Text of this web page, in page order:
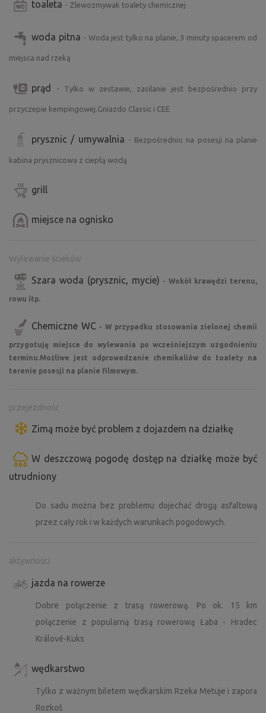
- Bezpłatnie przygotowane drewno (dostępna siekiera i
- część wypoczynkowa (ławki)
- huśtawki dla dzieci i piaskownica
- Piękne pływanie w rzece Metuji (więcej miejsc)
- wędkowanie w okolicy
- ścieżki rowerowe w kierunku Hradec-Kuks lub wzdłuż
- wycieczki: Babiččino údolí, Kuks, Zoo Dvůr Králové, Góry
Orlickie, spa w Polsce
- możliwość wypożyczenia łodzi i dopłynięcia do obiektu
Dostępność:
przyczep kempingowych)
- sklepy spożywcze i restauracje w pobliżu (1-2 km)
Pobyt na własne ryzyko
W razie potrzeby dostępny jest traktor (np. w przypadku
utknięcia na mieliźnie).
nieodpowiednich drogach gruntowych - zawsze kieruj się
jest to idealne miejsce dla Ciebie.
toaleta - Zlewozmywak toalety chemicznej
woda pitna - Woda jest tylko na planie, 3 minuty spacerem od
miejsca nad rzeką
prąd - Tylko w zestawie, zasilanie jest bezpośrednio przy
przyczepie kempingowej.Gniazdo Classic i CEE
prysznic / umywalnia - Bezpośrednio na posesji na planie
kabina prysznicowa z ciepłą wodą
grill
miejsce na ognisko
Wylewanie ścieków
Szara woda (prysznic, mycie) - Wokół krawędzi terenu,
rowu itp.
Chemiczne WC - W przypadku stosowania zielonej chemii
przygotuję miejsce do wylewania po wcześniejszym uzgodnieniu
terminu.Możliwe jest odprowadzanie chemikaliów do toalety na
terenie posesji na planie filmowym.
przejezdność
Zimą może być problem z dojazdem na działkę
W deszczową pogodę dostęp na działkę może być
utrudniony
Do sadu można bez problemu dojechać drogą asfaltową
przez cały rok i w każdych warunkach pogodowych.
aktywności
jazda na rowerze
Dobre połączenie z trasą rowerową. Po ok. 15 km
połączenie z popularną trasą rowerową Łaba - Hradec
Králové-Kuks
wędkarstwo
Tylko z ważnym biletem wędkarskim Rzeka Metuje i zapora
Rozkoš